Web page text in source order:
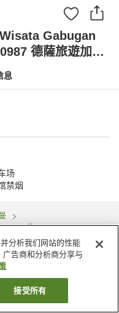
Gabugan
德薩旅遊加布
息
场
禁烟
的 OYO Homes 90987
分析我们网站的性能
告商和分析商分享与
接受所有